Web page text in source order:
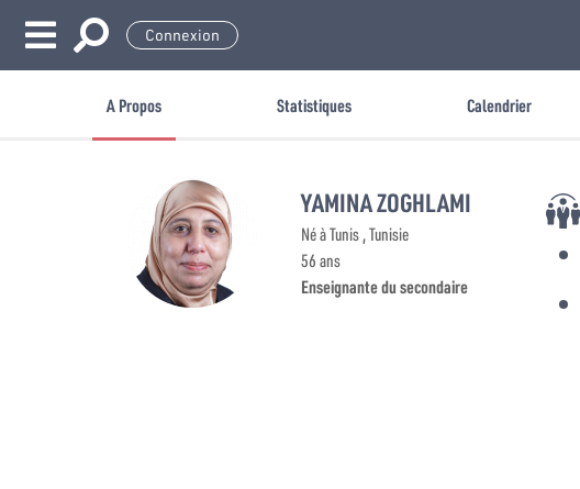
Connexion
A Propos Statistiques Calendrier
YAMINA ZOGHLAMI
Né à Tunis , Tunisie
56 ans
Enseignante du secondaire